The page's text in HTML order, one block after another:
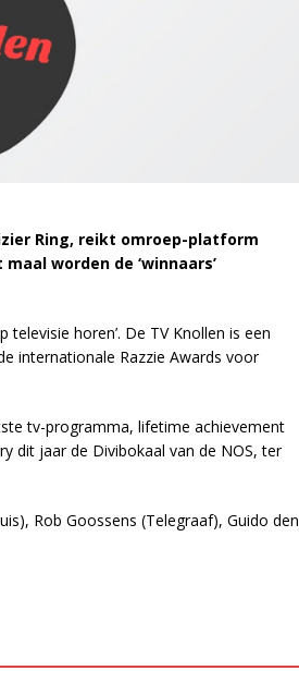
Ring, reikt omroep-platform
worden de ‘winnaars’
televisie horen’. De TV Knollen is een
internationale Razzie Awards voor
tv-programma, lifetime achievement
dit jaar de Divibokaal van de NOS, ter
Rob Goossens (Telegraaf), Guido den